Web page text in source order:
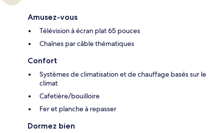
Amusez-vous
Télévision à écran plat 65 pouces
Chaînes par câble thématiques
Confort
Systèmes de climatisation et de chauffage basés sur le
climat
Cafetière/bouilloire
Fer et planche à repasser
Dormez bien